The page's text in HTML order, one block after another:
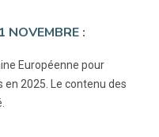
NOVEMBRE :
Européenne pour
en 2025. Le contenu des